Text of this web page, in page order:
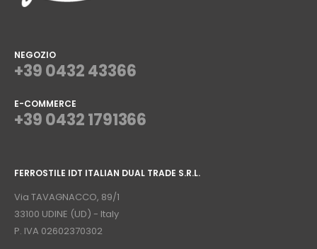
NEGOZIO
+39 0432 43366
E-COMMERCE
+39 0432 1791366
FERROSTILE IDT ITALIAN DUAL TRADE S.R.L.
Via TAVAGNACCO, 89/1
33100 UDINE (UD) - Italy
P. IVA 02602370302